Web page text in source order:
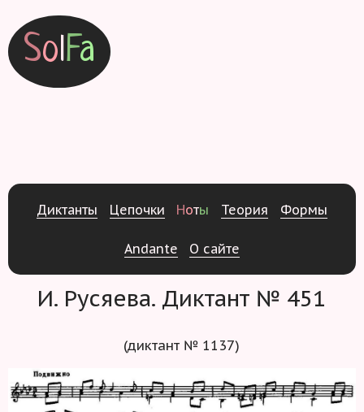
SolFa
Диктанты Цепочки Ноты Теория Формы
Andante О сайте
И. Русяева. Диктант № 451
(диктант № 1137)